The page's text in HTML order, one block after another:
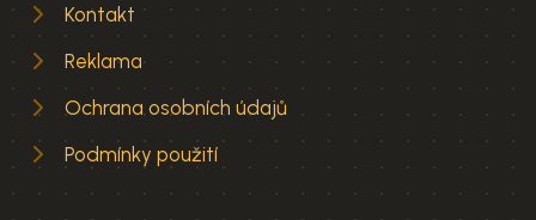
Kontakt
Reklama
Ochrana osobních údajů
Podmínky použití